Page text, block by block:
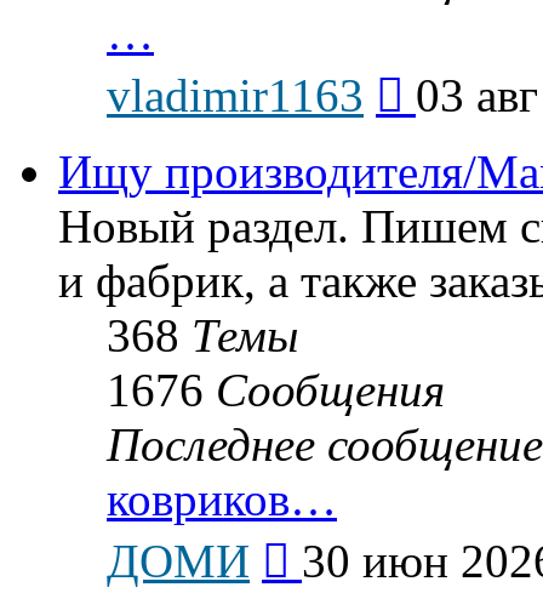
…
vladimir1163
последнему
03
Ищу производителя/
Новый раздел. Пишем
и фабрик, а также
368 Темы
1676 Сообщения
Последнее сообщение
ковриков…
ДОМИ
последнему
30 июн